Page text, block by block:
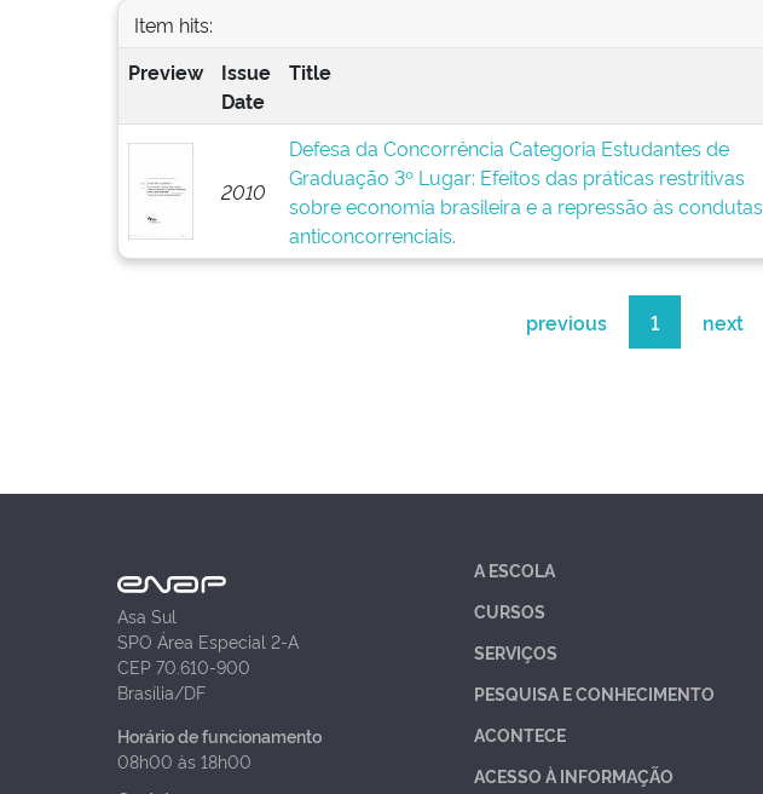
Item hits:
Preview
Issue
Date
Title
2010
Defesa da Concorrência Categoria Estudantes de
Graduação 3º Lugar: Efeitos das práticas restritivas
sobre economia brasileira e a repressão às condutas
anticoncorrenciais.
previous 1 next
Asa Sul
SPO Área Especial 2-A
CEP 70.610-900
Brasília/DF
Horário de funcionamento
08h00 às 18h00
A ESCOLA
CURSOS
SERVIÇOS
PESQUISA E CONHECIMENTO
ACONTECE
ACESSO À INFORMAÇÃO